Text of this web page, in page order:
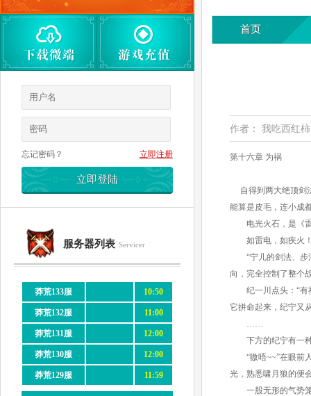
忘记密码？ 立即注册
服务器列表 Servicer
莽荒133服 10:50
莽荒132服 11:00
莽荒131服 12:00
莽荒130服 12:00
莽荒129服 11:59
首页
作者： 我吃西红柿
第十六章 为祸
自得到两大绝顶剑
能算是皮毛，连小成
电光火石，是《雷
如雷电，如疾火
“宁儿的剑法、步法
向，完全控制了整个
纪一川点头：“有
它拼命起来，纪宁又
……
下方的纪宁有一种
“嗷唔~~”在眼前人
光，熟悉啸月狼的便
一股无形的气势笼